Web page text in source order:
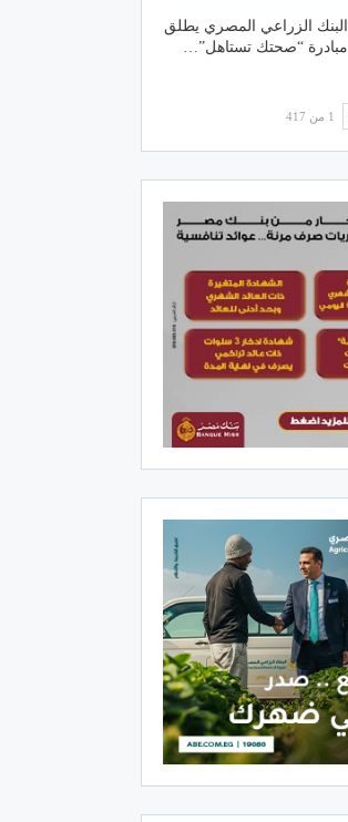
البنك الزراعي المصري يطلق
مبادرة “صحتك تستاهل”…
1 من 417